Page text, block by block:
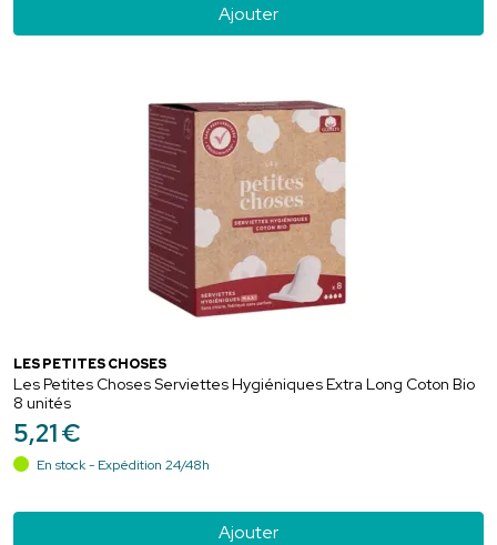
Ajouter
LES PETITES CHOSES
Les Petites Choses Serviettes Hygiéniques Extra Long Coton Bio
8 unités
5,21€
En stock - Expédition 24/48h
Ajouter